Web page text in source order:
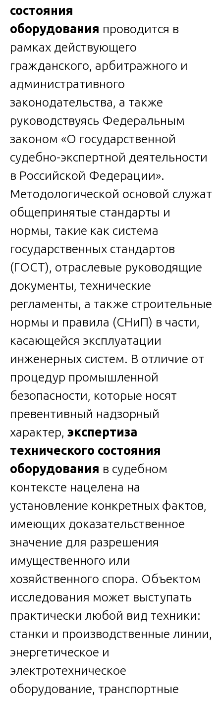
состояния
оборудования проводится в
рамках действующего
гражданского, арбитражного и
административного
законодательства, а также
руководствуясь Федеральным
законом «О государственной
судебно-экспертной деятельности
в Российской Федерации».
Методологической основой служат
общепринятые стандарты и
нормы, такие как система
государственных стандартов
(ГОСТ), отраслевые руководящие
документы, технические
регламенты, а также строительные
нормы и правила (СНиП) в части,
касающейся эксплуатации
инженерных систем. В отличие от
процедур промышленной
безопасности, которые носят
превентивный надзорный
характер, экспертиза
технического состояния
оборудования в судебном
контексте нацелена на
установление конкретных фактов,
имеющих доказательственное
значение для разрешения
имущественного или
хозяйственного спора. Объектом
исследования может выступать
практически любой вид техники:
станки и производственные линии,
энергетическое и
электротехническое
оборудование, транспортные